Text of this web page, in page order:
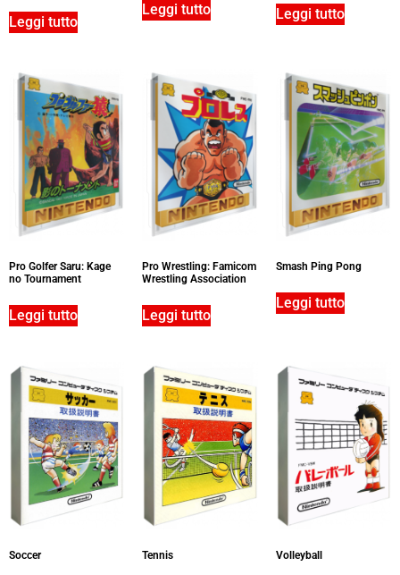
Leggi tutto
Leggi tutto Leggi tutto
Pro Golfer Saru: Kage
no Tournament
Leggi tutto
Pro Wrestling: Famicom
Wrestling Association
Leggi tutto
Smash Ping Pong
Leggi tutto
Soccer Tennis Volleyball